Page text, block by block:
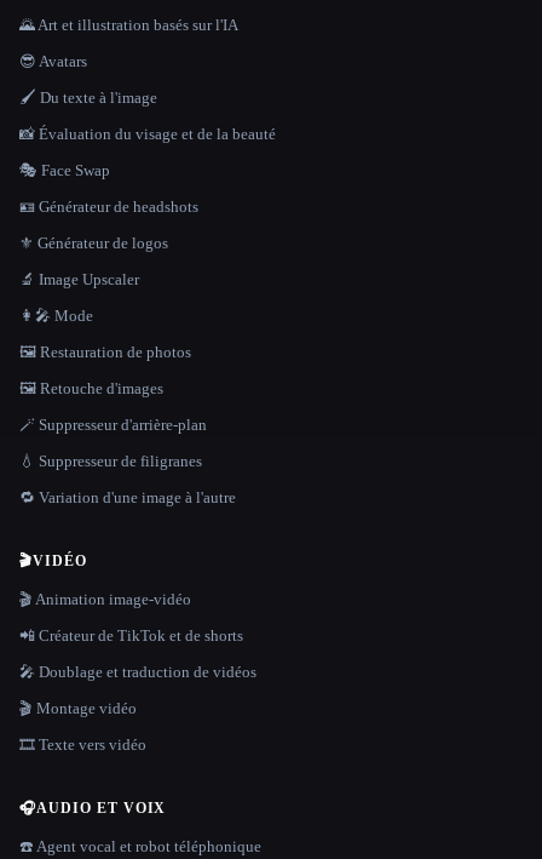
🌄 Art et illustration basés sur l'IA
😎 Avatars
🖌️ Du texte à l'image
📸 Évaluation du visage et de la beauté
🎭 Face Swap
🪪 Générateur de headshots
⚜️ Générateur de logos
🔬 Image Upscaler
👩‍🎤 Mode
🖼️ Restauration de photos
🖼️ Retouche d'images
🪄 Suppresseur d'arrière-plan
💧 Suppresseur de filigranes
🔁 Variation d'une image à l'autre
🎬VIDÉO
🎬 Animation image-vidéo
📲 Créateur de TikTok et de shorts
🎤 Doublage et traduction de vidéos
🎬 Montage vidéo
🎞️ Texte vers vidéo
🎧AUDIO ET VOIX
☎️ Agent vocal et robot téléphonique